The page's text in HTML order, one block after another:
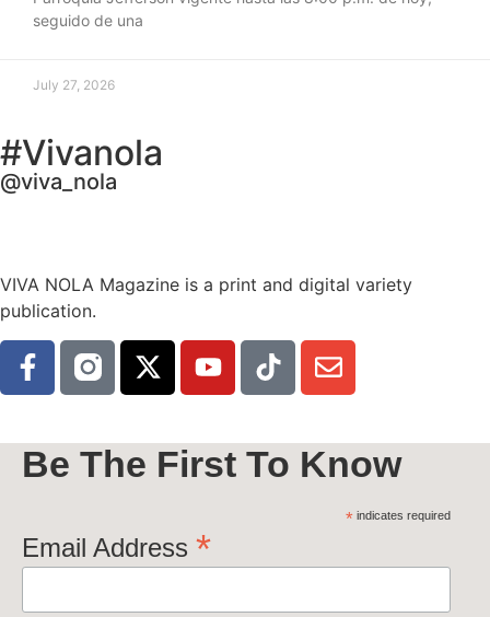
seguido de una
July 27, 2026
#Vivanola
@viva_nola
VIVA NOLA Magazine is a print and digital variety
publication.
Be The First To Know
*indicates required
Email Address *